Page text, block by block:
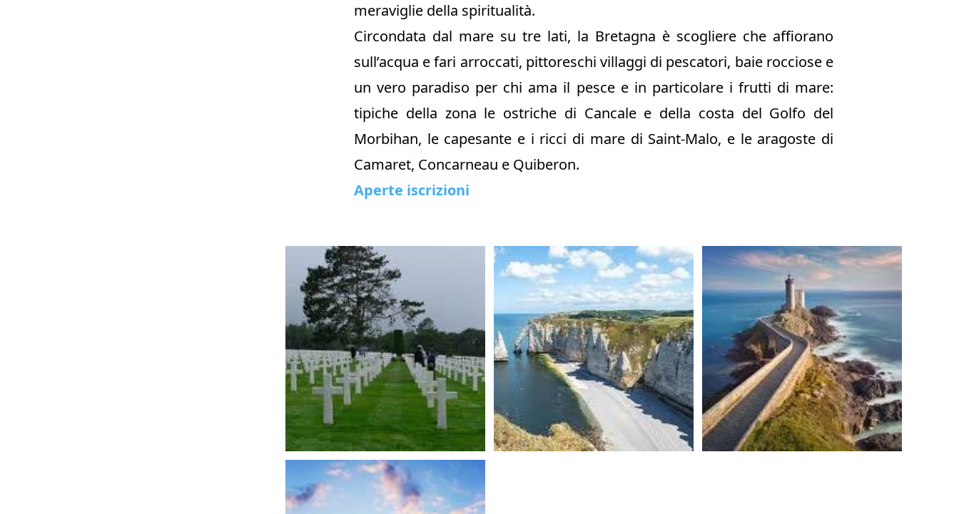
meraviglie della spiritualità.
Circondata dal mare su tre lati, la Bretagna è scogliere che affiorano
sull’acqua e fari arroccati, pittoreschi villaggi di pescatori, baie rocciose e
un vero paradiso per chi ama il pesce e in particolare i frutti di mare:
tipiche della zona le ostriche di Cancale e della costa del Golfo del
Morbihan, le capesante e i ricci di mare di Saint-Malo, e le aragoste di
Camaret, Concarneau e Quiberon.
Aperte iscrizioni